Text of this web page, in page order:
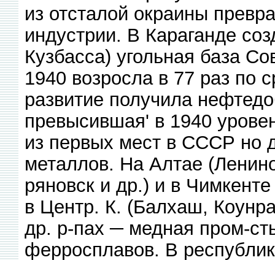
из отсталой окраины
индустрии. В Караганде
Кузбасса) угольная база
1940 возросла в 77 раз по
развитие получила
превысившая' в 1940
из первых мест в СССР но
металлов. На Алтае
ряновск и др.) и в
в Центр. К. (Балхаш,
др. р-пах ─ медная пром-
ферросплавов. В